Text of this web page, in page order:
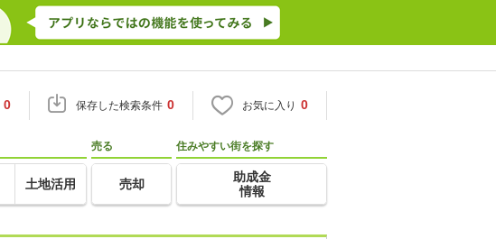
0 保存した検索条件 0 お気に入り 0
土地活用
売る
売却
住みやすい街を探す
助成金
情報